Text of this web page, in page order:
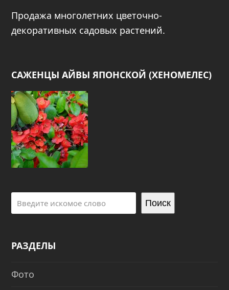
Продажа многолетних цветочно-
декоративных садовых растений.
САЖЕНЦЫ АЙВЫ ЯПОНСКОЙ (ХЕНОМЕЛЕС)
Поиск
РАЗДЕЛЫ
Фото